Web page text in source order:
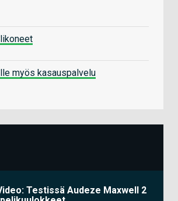
myös kasauspalvelu
Testissä Audeze Maxwell 2